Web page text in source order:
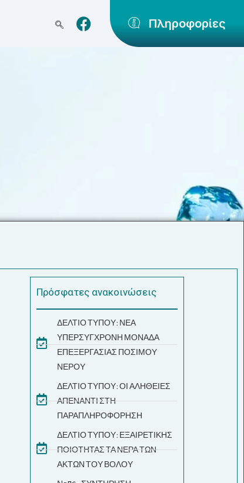
Πληροφορίες
Πρόσφατες ανακοινώσεις
ΔΕΛΤΙΟ ΤΥΠΟΥ: ΝΕΑ
ΥΠΕΡΣΥΓΧΡΟΝΗ ΜΟΝΑΔΑ
ΕΠΕΞΕΡΓΑΣΙΑΣ ΠΟΣΙΜΟΥ
ΝΕΡΟΥ
ΔΕΛΤΙΟ ΤΥΠΟΥ: ΟΙ ΑΛΗΘΕΙΕΣ
ΑΠΕΝΑΝΤΙ ΣΤΗ
ΠΑΡΑΠΛΗΡΟΦΟΡΗΣΗ
ΔΕΛΤΙΟ ΤΥΠΟΥ: ΕΞΑΙΡΕΤΙΚΗΣ
ΠΟΙΟΤΗΤΑΣ ΤΑ ΝΕΡΑ ΤΩΝ
ΑΚΤΩΝ ΤΟΥ ΒΟΛΟΥ